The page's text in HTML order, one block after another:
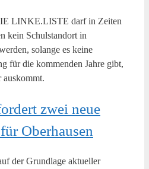
LINKE.LISTE darf in Zeiten
kein Schulstandort in
solange es keine
für die kommenden Jahre gibt,
auskommt.
zwei neue
Oberhausen
der Grundlage aktueller